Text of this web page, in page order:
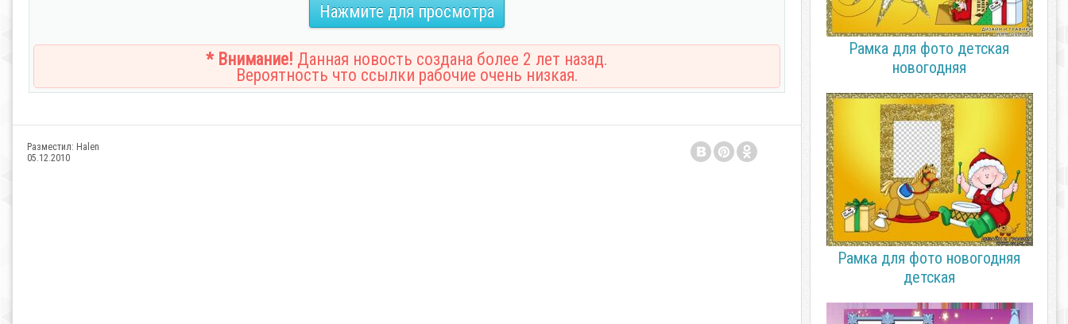
Нажмите для просмотра
* Внимание! Данная новость создана более 2 лет назад.
Вероятность что ссылки рабочие очень низкая.
Разместил: Halen
05.12.2010
Рамка для фото детская
новогодняя
Рамка для фото новогодняя
детская